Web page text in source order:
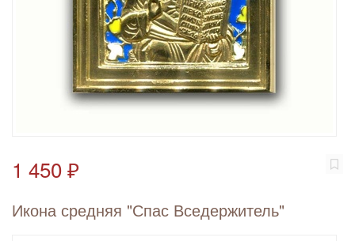
1 450 ₽
Икона средняя "Спас Вседержитель"